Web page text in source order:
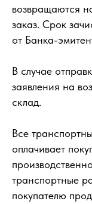
возвращаются
заказ. Срок
от Банка-
В случае
заявления на
склад.
Все
оплачивает
транспортные
покупателю